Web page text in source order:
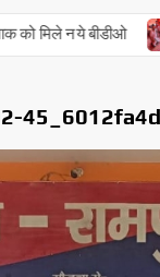
नये बीडीओ